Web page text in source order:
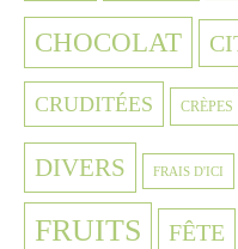
CHOCOLAT
CRUDITÉES CRÈPES
DIVERS FRAIS D'ICI
FRUITS FÊTE